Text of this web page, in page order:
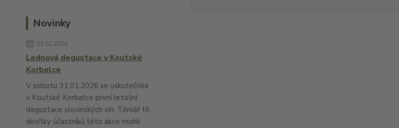
Novinky
03.02.2026
Lednová degustace v Koutské
Korbelce
V sobotu 31.01.2026 se uskutečnila
v Koutské Korbelce první letošní
degustace slovinských vín. Téměř tři
desítky účastníků této akce mohli